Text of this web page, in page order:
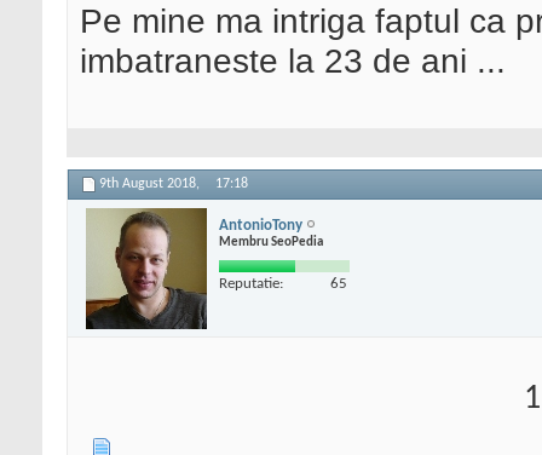
Pe mine ma intriga faptul ca
imbatraneste la 23 de ani ...
9th August 2018, 17:18
AntonioTony
Membru SeoPedia
Reputatie: 65